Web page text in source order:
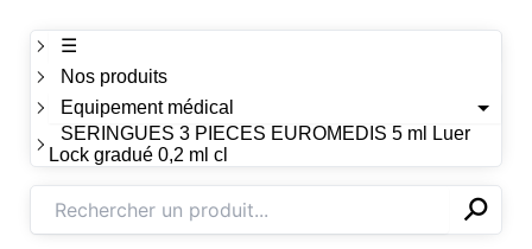
☰
Nos produits
Equipement médical
SERINGUES 3 PIECES EUROMEDIS 5 ml Luer
Lock gradué 0,2 ml cl
✕⚲